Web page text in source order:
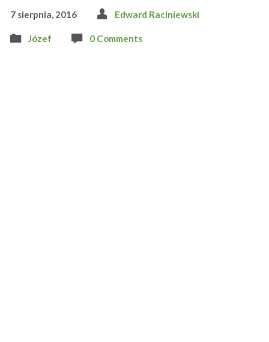
7 sierpnia, 2016 Edward Raciniewski
Józef 0 Comments